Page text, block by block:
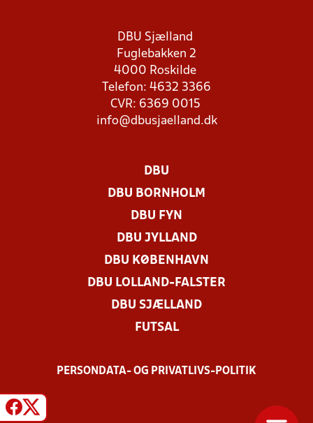
DBU Sjælland
Fuglebakken 2
4000 Roskilde
Telefon: 4632 3366
CVR: 6369 0015
info@dbusjaelland.dk
DBU
DBU BORNHOLM
DBU FYN
DBU JYLLAND
DBU KØBENHAVN
DBU LOLLAND-FALSTER
DBU SJÆLLAND
FUTSAL
PERSONDATA- OG PRIVATLIVS-POLITIK